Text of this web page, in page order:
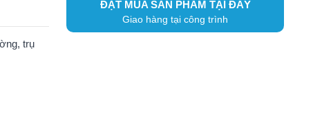
trụ
ĐẶT MUA SẢN PHẨM TẠI ĐÂY
Giao hàng tại công trình